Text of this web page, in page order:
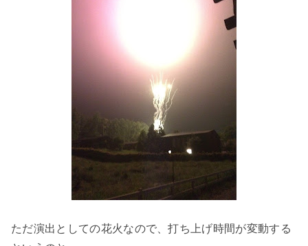
ただ演出としての花火なので、打ち上げ時間が変動する